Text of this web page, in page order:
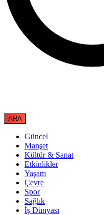
Güncel
Manşet
Kültür & Sanat
Etkinlikler
Yaşam
Çevre
Spor
Sağlık
İş Dünyası